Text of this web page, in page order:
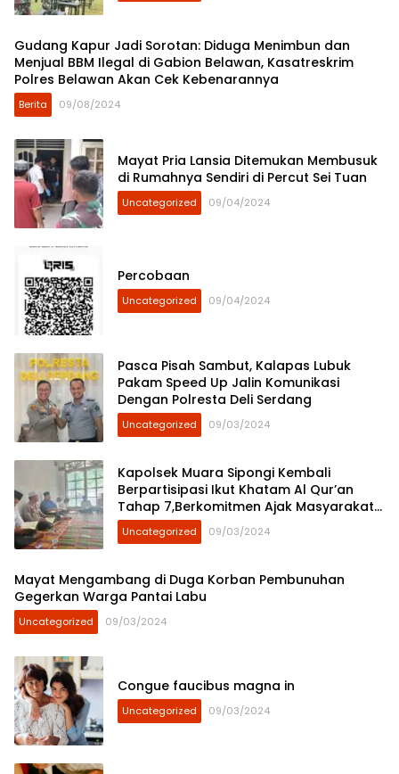
Gudang Kapur Jadi Sorotan: Diduga Menimbun dan
Menjual BBM Ilegal di Gabion Belawan, Kasatreskrim
Polres Belawan Akan Cek Kebenarannya
Berita 09/08/2024
Mayat Pria Lansia Ditemukan Membusuk
di Rumahnya Sendiri di Percut Sei Tuan
Uncategorized 09/04/2024
Percobaan
Uncategorized 09/04/2024
Pasca Pisah Sambut, Kalapas Lubuk
Pakam Speed Up Jalin Komunikasi
Dengan Polresta Deli Serdang
Uncategorized 09/03/2024
Kapolsek Muara Sipongi Kembali
Berpartisipasi Ikut Khatam Al Qur’an
Tahap 7,Berkomitmen Ajak Masyarakat
Untuk Terus Berpartisipasi
Uncategorized 09/03/2024
Mayat Mengambang di Duga Korban Pembunuhan
Gegerkan Warga Pantai Labu
Uncategorized 09/03/2024
Congue faucibus magna in
Uncategorized 09/03/2024